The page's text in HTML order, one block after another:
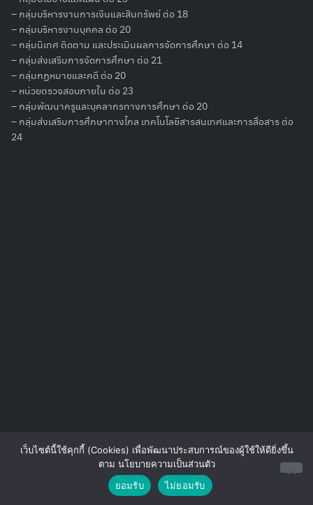
– กลุ่มบริหารงานการเงินและสินทรัพย์ ต่อ 18
– กลุ่มบริหารงานบุคคล ต่อ 20
– กลุ่มนิเทศ ติดตาม และประเมินผลการจัดการศึกษา ต่อ 14
– กลุ่มส่งเสริมการจัดการศึกษา ต่อ 21
– กลุ่มกฏหมายและคดี ต่อ 20
– หน่วยตรวจสอบภายใน ต่อ 23
– กลุ่มพัฒนาครูและบุคลากรทางการศึกษา ต่อ 20
– กลุ่มส่งเสริมการศึกษาทางไกล เทคโนโลยีสารสนเทศและการสื่อสาร ต่อ
24
เว็บไซต์นี้ใช้คุกกี้ (Cookies) เพื่อพัฒนาประสบการณ์ของผู้ใช้ให้ดียิ่งขึ้น
ตาม นโยบายความเป็นส่วนตัว
ยอมรับ
ไม่ยอมรับ
Contact us